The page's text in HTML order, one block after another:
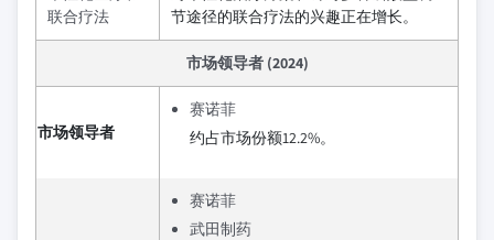
联合疗法
节途径的联合疗法的兴趣正在增长。
市场领导者 (2024)
市场领导者
赛诺菲
约占市场份额12.2%。
赛诺菲
武田制药